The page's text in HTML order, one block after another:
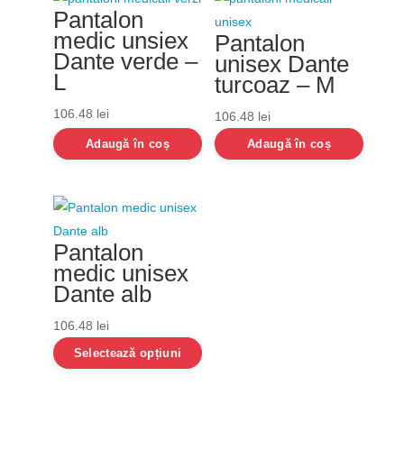
Pantalon
medic unsiex
Dante verde –
L
106.48 lei
Adaugă în coș
Pantalon
unisex Dante
turcoaz – M
106.48 lei
Adaugă în coș
Pantalon
medic unisex
Dante alb
106.48 lei
Selectează opțiuni